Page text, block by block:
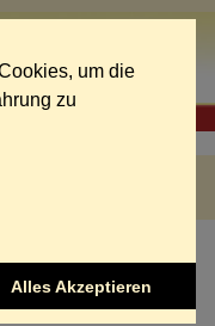
ent-
um die
zu
Alles Akzeptieren